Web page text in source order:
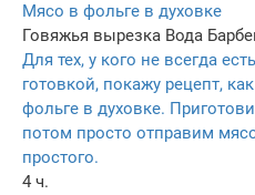
Мясо в фольге в духовке
Говяжья вырезка Вода
Для тех, у кого не всегда
готовкой, покажу рецепт,
фольге в духовке.
потом просто отправим
простого.
4 ч.